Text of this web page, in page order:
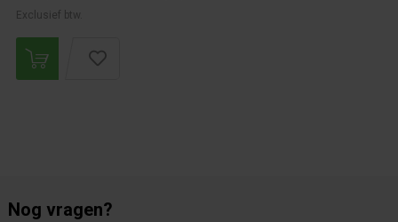
Exclusief btw.
Nog vragen?